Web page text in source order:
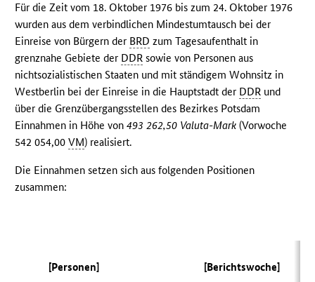
Für die Zeit vom 18. Oktober 1976 bis zum 24. Oktober 1976
wurden aus dem verbindlichen Mindestumtausch bei der
Einreise von Bürgern der BRD zum Tagesaufenthalt in
grenznahe Gebiete der DDR sowie von Personen aus
nichtsozialistischen Staaten und mit ständigem Wohnsitz in
Westberlin bei der Einreise in die Hauptstadt der DDR und
über die Grenzübergangsstellen des Bezirkes Potsdam
Einnahmen in Höhe von493 262,50 Valuta-Mark (Vorwoche
542 054,00VM) realisiert.
Die Einnahmen setzen sich aus folgenden Positionen
zusammen:
[Personen] [Berichtswoche]